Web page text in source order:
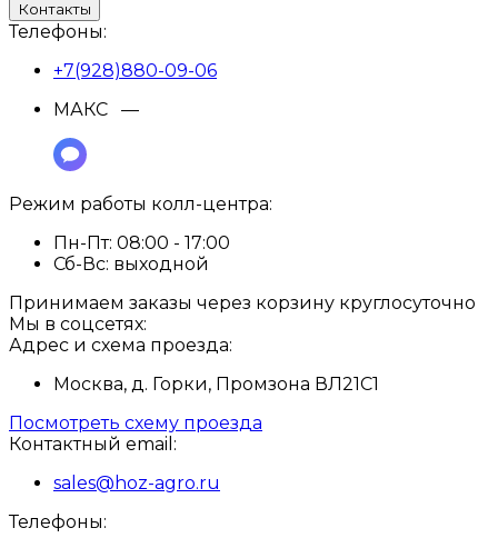
Контакты
Телефоны:
+7(928)880-09-06
МАКС —
Режим работы колл-центра:
Пн-Пт: 08:00 - 17:00
Сб-Вс: выходной
Принимаем заказы через корзину круглосуточно
Мы в соцсетях:
Адрес и схема проезда:
Москва, д. Горки, Промзона ВЛ21С1
Посмотреть схему проезда
Контактный email:
sales@hoz-agro.ru
Телефоны: